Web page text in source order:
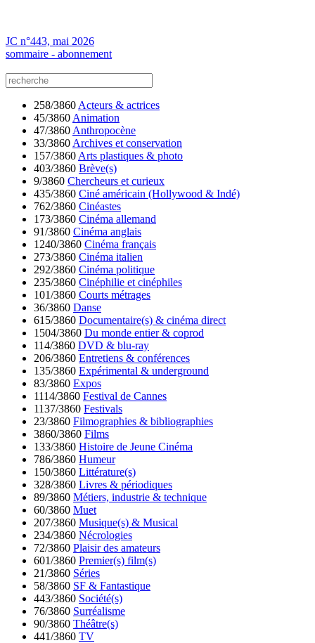
JC n°443, mai 2026
sommaire - abonnement
258/3860 Acteurs & actrices
45/3860 Animation
47/3860 Anthropocène
33/3860 Archives et conservation
157/3860 Arts plastiques & photo
403/3860 Brève(s)
9/3860 Chercheurs et curieux
435/3860 Ciné américain (Hollywood & Indé)
762/3860 Cinéastes
173/3860 Cinéma allemand
91/3860 Cinéma anglais
1240/3860 Cinéma français
273/3860 Cinéma italien
292/3860 Cinéma politique
235/3860 Cinéphilie et cinéphiles
101/3860 Courts métrages
36/3860 Danse
615/3860 Documentaire(s) & cinéma direct
1504/3860 Du monde entier & coprod
114/3860 DVD & blu-ray
206/3860 Entretiens & conférences
135/3860 Expérimental & underground
83/3860 Expos
1114/3860 Festival de Cannes
1137/3860 Festivals
23/3860 Filmographies & bibliographies
3860/3860 Films
133/3860 Histoire de Jeune Cinéma
786/3860 Humeur
150/3860 Littérature(s)
328/3860 Livres & périodiques
89/3860 Métiers, industrie & technique
60/3860 Muet
207/3860 Musique(s) & Musical
234/3860 Nécrologies
72/3860 Plaisir des amateurs
601/3860 Premier(s) film(s)
21/3860 Séries
58/3860 SF & Fantastique
443/3860 Société(s)
76/3860 Surréalisme
90/3860 Théâtre(s)
441/3860 TV